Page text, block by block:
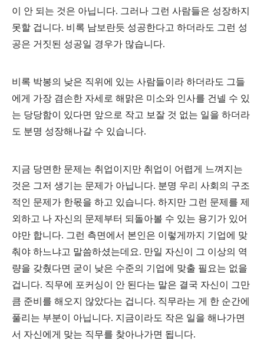
이 안 되는 것은 아닙니다. 그러나 그런 사람들은 성장하지
못할 겁니다. 비록 남보란듯 성공한다고 하더라도 그런 성
공은 거짓된 성공일 경우가 많습니다.
비록 박봉의 낮은 직위에 있는 사람들이라 하더라도 그들
에게 가장 겸손한 자세로 해맑은 미소와 인사를 건넬 수 있
는 당당함이 있다면 앞으로 작고 보잘 것 없는 일을 하더라
도 분명 성장해나갈 수 있습니다.
지금 당면한 문제는 취업이지만 취업이 어렵게 느껴지는
것은 그저 생기는 문제가 아닙니다. 분명 우리 사회의 구조
적인 문제가 한몫을 하고 있습니다. 하지만 그런 문제를 제
외하고 나 자신의 문제부터 되돌아볼 수 있는 용기가 있어
야만 합니다. 그런 측면에서 본인은 이렇게까지 기업에 맞
춰야 하느냐고 말씀하셨는데요. 만일 자신이 그 이상의 역
량을 갖췄다면 굳이 낮은 수준의 기업에 맞출 필요는 없을
겁니다. 직무에 포커싱이 안 된다는 말은 결국 자신이 그만
큼 준비를 해오지 않았다는 겁니다. 직무라는 게 한 순간에
풀리는 부분이 아닙니다. 지금이라도 작은 일을 해나가면
서 자신에게 맞는 직무를 찾아나가면 됩니다.